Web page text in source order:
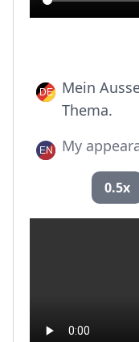
Mein
Thema.
My
0.5x